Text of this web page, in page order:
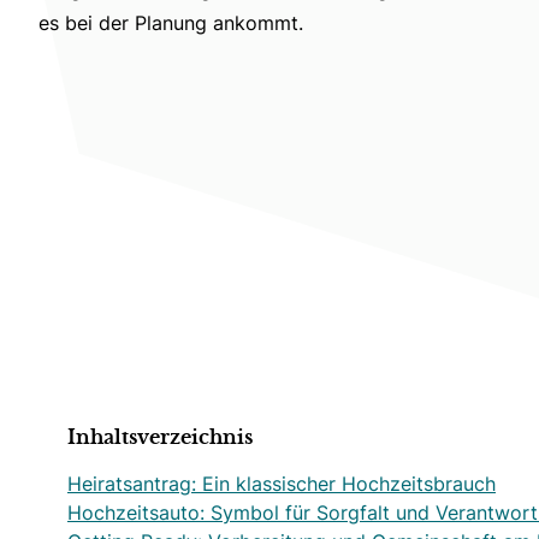
es bei der Planung ankommt.
Inhaltsverzeichnis
Heiratsantrag: Ein klassischer Hochzeitsbrauch
Hochzeitsauto: Symbol für Sorgfalt und